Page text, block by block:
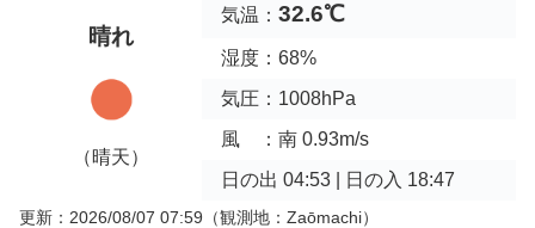
晴れ
（晴天）
気温： 32.6℃
湿度：68%
気圧：1008hPa
風 ：南 0.93m/s
日の出 04:53 | 日の入 18:47
更新：2026/08/07 07:59 （観測地：Zaōmachi）